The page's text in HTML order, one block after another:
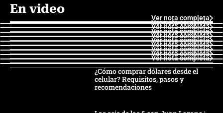
En video
Ver nota completa
Ver nota completa
Ver nota completa
Ver nota completa
Ver nota completa
Ver nota completa
Ver nota completa
Ver nota completa
Ver nota completa
Ver nota completa
¿Cómo comprar dólares desde el
celular? Requisitos, pasos y
recomendaciones